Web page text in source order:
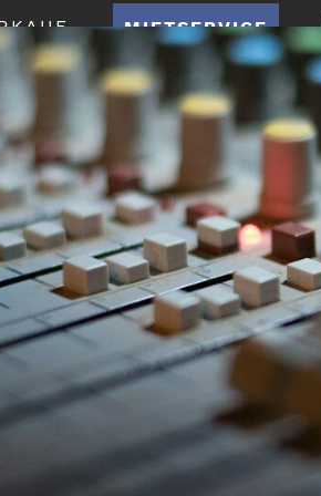
MIETSERVICE